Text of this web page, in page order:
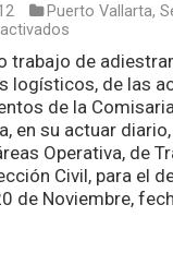
Puerto Vallarta,
de
SPM
se
preparan
para
desfile
revolucionario
trabajo de
logísticos, de las
de la
en su actuar
Operativa, de
Civil, para el
de Noviembre,